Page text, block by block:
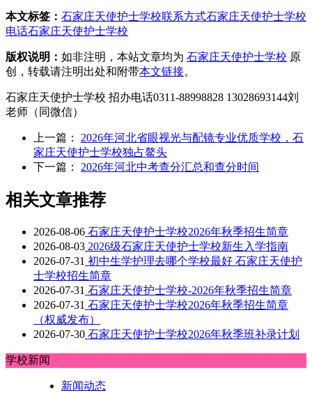
本文标签： 石家庄天使护士学校联系方式石家庄天使护士学校
电话石家庄天使护士学校
版权说明： 如非注明，本站文章均为 石家庄天使护士学校 原
创，转载请注明出处和附带本文链接。
石家庄天使护士学校 招办电话0311-88998828 13028693144刘
老师（同微信）
上一篇： 2026年河北省眼视光与配镜专业优质学校，石
家庄天使护士学校独占鳌头
下一篇： 2026年河北中考查分汇总和查分时间
相关文章推荐
2026-08-06 石家庄天使护士学校2026年秋季招生简章
2026-08-03 2026级石家庄天使护士学校新生入学指南
2026-07-31 初中生学护理去哪个学校最好 石家庄天使护
士学校招生简章
2026-07-31 石家庄天使护士学校-2026年秋季招生简章
2026-07-31 石家庄天使护士学校2026年秋季招生简章
（权威发布）
2026-07-30 石家庄天使护士学校2026年秋季班补录计划
学校新闻
新闻动态